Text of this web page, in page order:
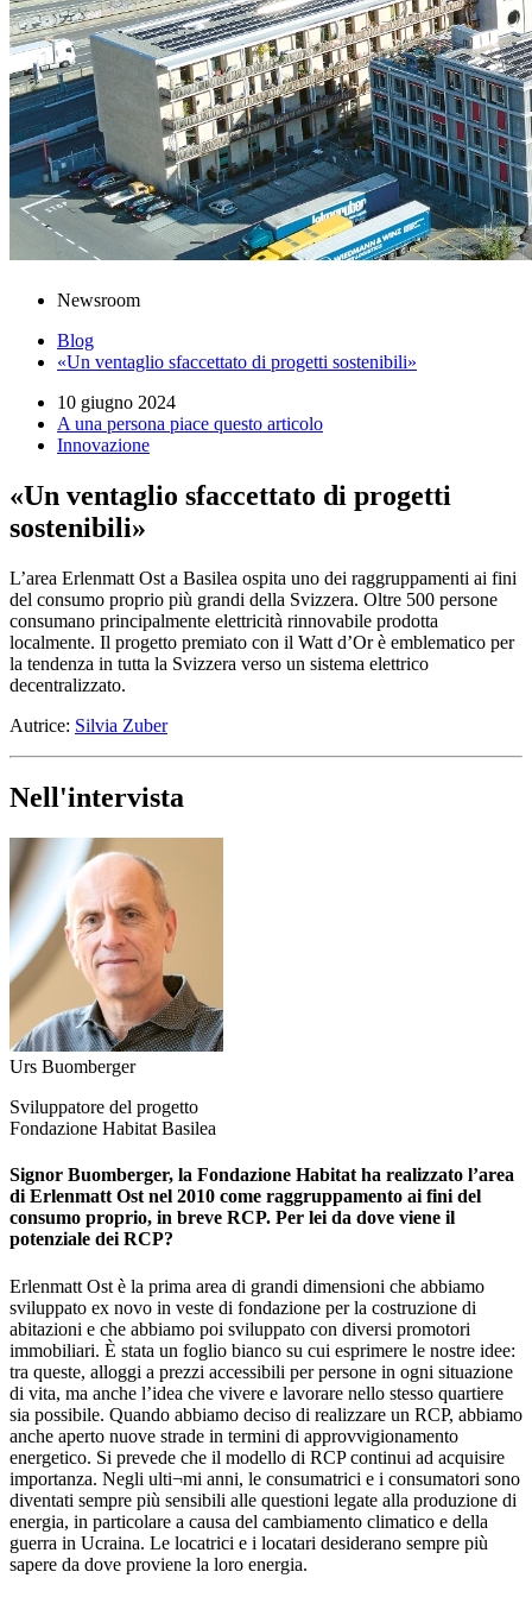
Newsroom
Blog
«Un ventaglio sfaccettato di progetti sostenibili»
10 giugno 2024
A una persona piace questo articolo
Innovazione
«Un ventaglio sfaccettato di progetti
sostenibili»
L’area Erlenmatt Ost a Basilea ospita uno dei raggruppamenti ai fini
del consumo proprio più grandi della Svizzera. Oltre 500 persone
consumano principalmente elettricità rinnovabile prodotta
localmente. Il progetto premiato con il Watt d’Or è emblematico per
la tendenza in tutta la Svizzera verso un sistema elettrico
decentralizzato.
Autrice: Silvia Zuber
Nell'intervista
Urs Buomberger
Sviluppatore del progetto
Fondazione Habitat Basilea
Signor Buomberger, la Fondazione Habitat ha realizzato l’area
di Erlenmatt Ost nel 2010 come raggruppamento ai fini del
consumo proprio, in breve RCP. Per lei da dove viene il
potenziale dei RCP?
Erlenmatt Ost è la prima area di grandi dimensioni che abbiamo
sviluppato ex novo in veste di fondazione per la costruzione di
abitazioni e che abbiamo poi sviluppato con diversi promotori
immobiliari. È stata un foglio bianco su cui esprimere le nostre idee:
tra queste, alloggi a prezzi accessibili per persone in ogni situazione
di vita, ma anche l’idea che vivere e lavorare nello stesso quartiere
sia possibile. Quando abbiamo deciso di realizzare un RCP, abbiamo
anche aperto nuove strade in termini di approvvigionamento
energetico. Si prevede che il modello di RCP continui ad acquisire
importanza. Negli ulti¬mi anni, le consumatrici e i consumatori sono
diventati sempre più sensibili alle questioni legate alla produzione di
energia, in particolare a causa del cambiamento climatico e della
guerra in Ucraina. Le locatrici e i locatari desiderano sempre più
sapere da dove proviene la loro energia.